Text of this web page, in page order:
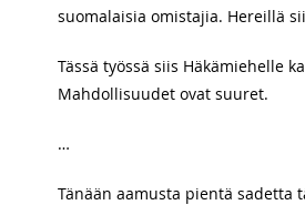
suomalaisia omistajia. Hereillä
Tässä työssä siis Häkämiehelle
Mahdollisuudet ovat suuret.
…
Tänään aamusta pientä sadetta